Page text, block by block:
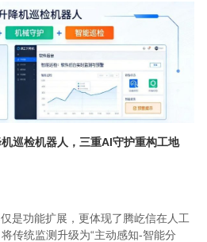
巡检机器人，三重AI守护重构工地
是功能扩展，更体现了腾屹信在人工
传统监测升级为“主动感知-智能分